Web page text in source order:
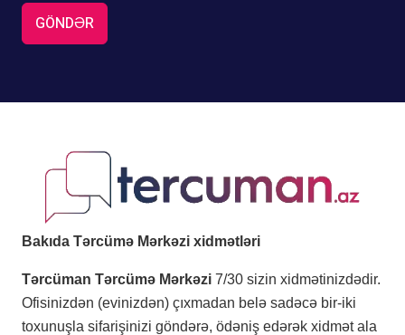
GÖNDƏR
Bakıda Tərcümə Mərkəzi xidmətləri
Tərcüman Tərcümə Mərkəzi 7/30 sizin xidmətinizdədir.
Ofisinizdən (evinizdən) çıxmadan belə sadəcə bir-iki
toxunuşla sifarişinizi göndərə, ödəniş edərək xidmət ala